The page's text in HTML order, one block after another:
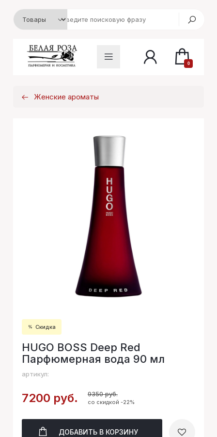
0
Женские ароматы
Скидка
HUGO BOSS Deep Red
Парфюмерная вода 90 мл
артикул:
7200 руб. 9350 руб.
со скидкой -22%
ДОБАВИТЬ В КОРЗИНУ